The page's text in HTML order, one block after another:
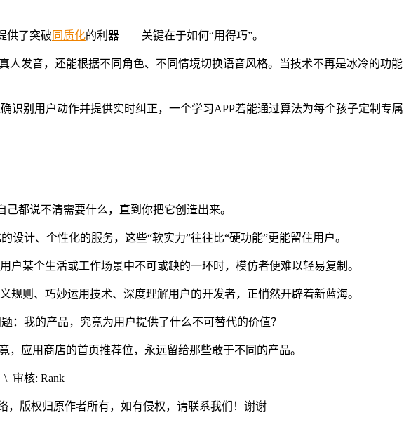
供了突破 同质化的利器——关键在于如何“用得巧”。
人发音，还能根据不同角色、不同情境切换语音风格。当技术不再是冰冷的功能
别用户动作并提供实时纠正，一个学习APP若能通过算法为每个孩子定制专属
都说不清需要什么，直到你把它创造出来。
计、个性化的服务，这些“软实力”往往比“硬功能”更能留住用户。
某个生活或工作场景中不可或缺的一环时，模仿者便难以轻易复制。
则、巧妙运用技术、深度理解用户的开发者，正悄然开辟着新蓝海。
：我的产品，究竟为用户提供了什么不可替代的价值？
应用商店的首页推荐位，永远留给那些敢于不同的产品。
审核: Rank
，版权归原作者所有，如有侵权，请联系我们！谢谢